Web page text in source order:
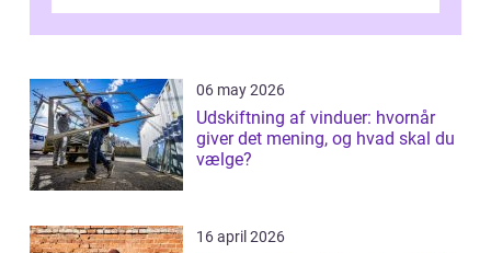
06 may 2026
Udskiftning af vinduer: hvornår
giver det mening, og hvad skal du
vælge?
16 april 2026